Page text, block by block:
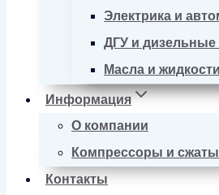
Электрика и
ДГУ и дизельные
Масла и жидкости
Информация
О компании
Компрессоры и
Контакты